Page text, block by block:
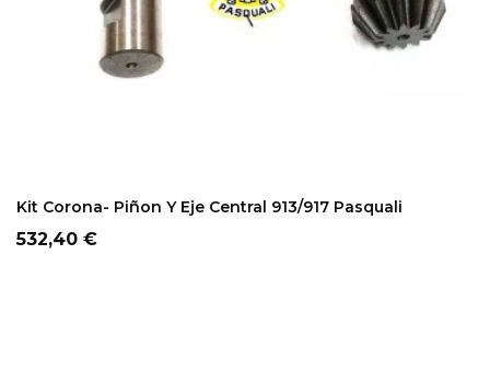
Kit Corona- Piñon Y Eje Central 913/917 Pasquali
Precio
532,40 €